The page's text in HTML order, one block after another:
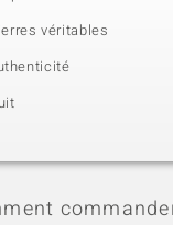
véritables